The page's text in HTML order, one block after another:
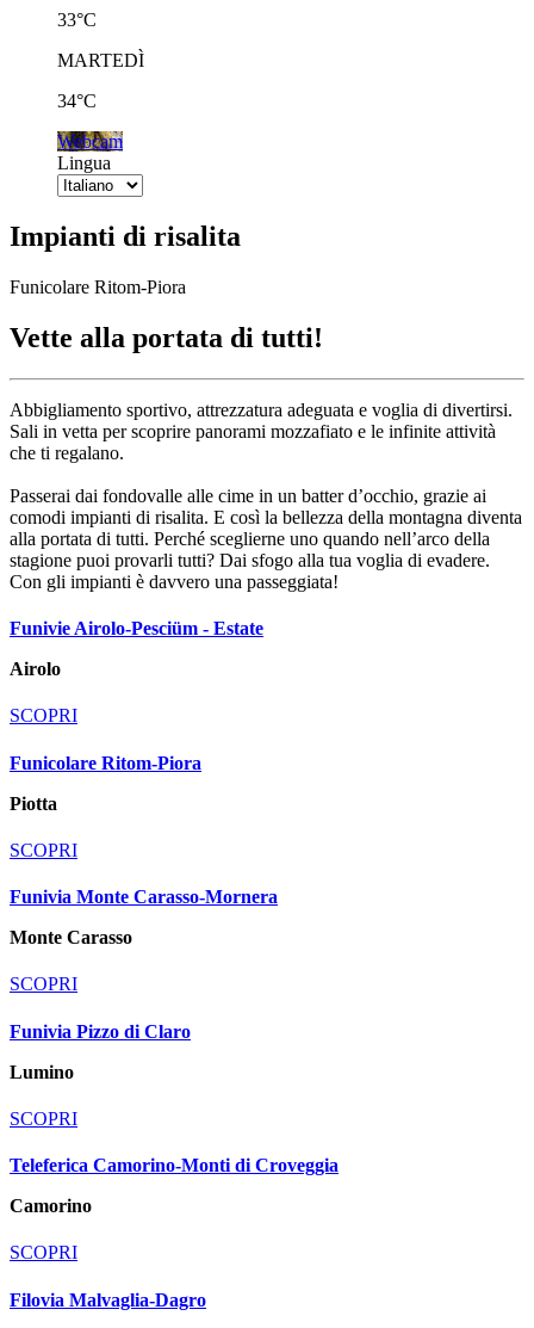
33°C
MARTEDÌ
34°C
Webcam
Lingua
Impianti di risalita
Funicolare Ritom-Piora
Vette alla portata di tutti!
Abbigliamento sportivo, attrezzatura adeguata e voglia di divertirsi.
Sali in vetta per scoprire panorami mozzafiato e le infinite attività
che ti regalano.
Passerai dai fondovalle alle cime in un batter d’occhio, grazie ai
comodi impianti di risalita. E così la bellezza della montagna diventa
alla portata di tutti. Perché sceglierne uno quando nell’arco della
stagione puoi provarli tutti? Dai sfogo alla tua voglia di evadere.
Con gli impianti è davvero una passeggiata!
Funivie Airolo-Pesciüm - Estate
Airolo
SCOPRI
Funicolare Ritom-Piora
Piotta
SCOPRI
Funivia Monte Carasso-Mornera
Monte Carasso
SCOPRI
Funivia Pizzo di Claro
Lumino
SCOPRI
Teleferica Camorino-Monti di Croveggia
Camorino
SCOPRI
Filovia Malvaglia-Dagro